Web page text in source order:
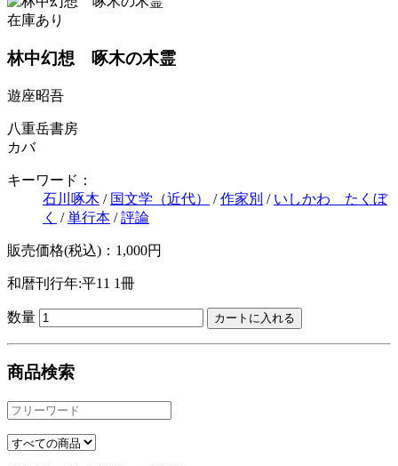
在庫あり
林中幻想 啄木の木霊
遊座昭吾
八重岳書房
カバ
キーワード：
石川啄木 / 国文学（近代） /作家別 / いしかわ たくぼ
く /単行本 /評論
販売価格(税込)：1,000円
和暦刊行年:平11 1冊
数量
商品検索